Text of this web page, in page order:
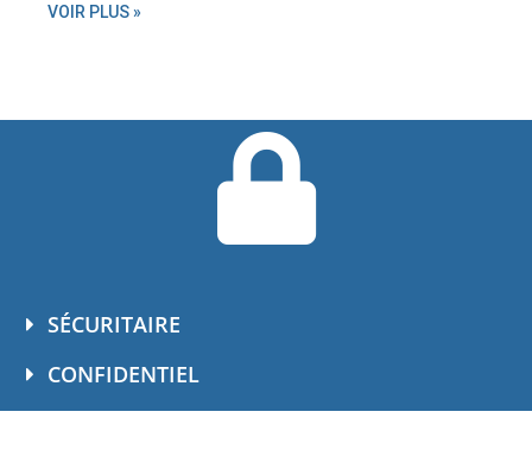
VOIR PLUS »
SÉCURITAIRE
CONFIDENTIEL